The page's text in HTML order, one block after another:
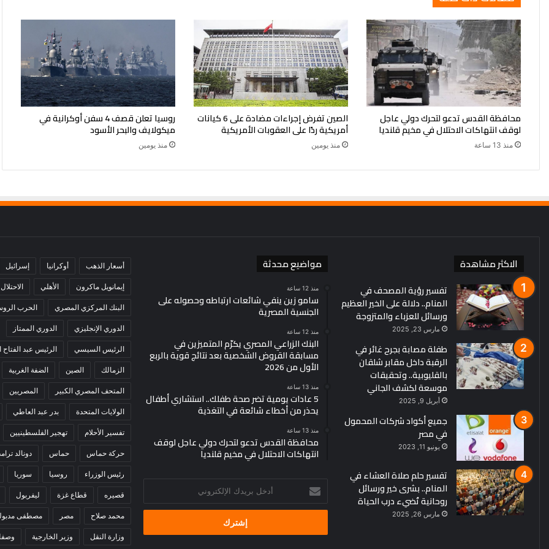
محافظة القدس تدعو لتحرك دولي عاجل
لوقف انتهاكات الاحتلال في مخيم قلنديا
منذ 13 ساعة
الصين تفرض إجراءات مضادة على 6 كيانات
أمريكية ردًا على العقوبات الأمريكية
منذ يومين
روسيا تعلن قصف 4 سفن أوكرانية في
ميكولايف والبحر الأسود
منذ يومين
الاكثر مشاهدة
تفسير رؤية المصحف في
المنام.. دلالة على الخير العظيم
ورسائل للعزباء والمتزوجة
مارس 23, 2025
طفلة مصابة بجرح غائر في
الرقبة داخل مقابر شلقان
بالقليوبية.. وتحقيقات
موسعة لكشف الجاني
أبريل 9, 2025
جميع أكواد شركات المحمول
في مصر
يونيو 11, 2023
تفسير حلم صلاة العشاء في
المنام.. بشرى خير ورسائل
روحانية تُضيء درب الحياة
مارس 26, 2025
مواضيع محدثة
منذ 12 ساعة
سامو زين ينفي شائعات ارتباطه وحصوله على
الجنسية المصرية
منذ 12 ساعة
البنك الزراعي المصري يكرّم المتميزين في
مسابقة القروض الشخصية بعد نتائج قوية بالربع
الأول من 2026
منذ 13 ساعة
5 عادات يومية تضر صحة طفلك.. استشاري أطفال
يحذر من أخطاء شائعة في التغذية
منذ 13 ساعة
محافظة القدس تدعو لتحرك دولي عاجل لوقف
انتهاكات الاحتلال في مخيم قلنديا
بريدك
الإلكتروني
أسعار الذهب أوكرانيا إسرائيل
إيمانويل ماكرون الأهلي
البنك المركزي المصري الحرب
الدوري الإنجليزي الدوري الممتاز
الرئيس السيسي الرئيس عبد
الزمالك الصين الضفة الغربية
المتحف المصري الكبير المصريين
الولايات المتحدة بدر عبد العاطي
تفسير الأحلام تهجير الفلسطينيين
حركة حماس حماس دونالد
رئيس الوزراء روسيا سوريا
قصيره قطاع غزة ليفربول
محمد صلاح مصر مصطفى
وزارة النقل وزير الخارجية